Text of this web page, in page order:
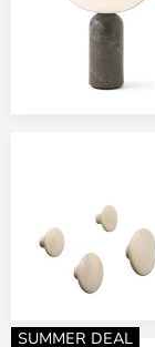
SUMMER DEAL